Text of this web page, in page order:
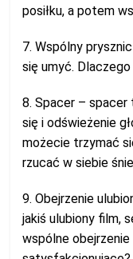
posiłku, a potem
7. Wspólny
się umyć.
8. Spacer –
się i odświeżenie
możecie trzymać
rzucać w siebie
9. Obejrzenie
jakiś ulubiony film,
wspólne obejrzenie